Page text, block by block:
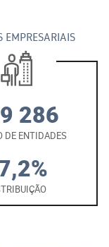
EMPRESARIAIS
286
DE ENTIDADES